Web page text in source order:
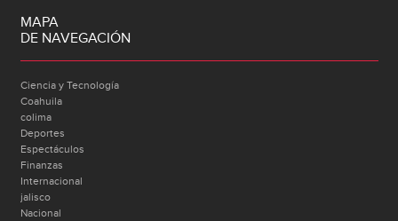
MAPA
DE NAVEGACIÓN
Ciencia y Tecnología
Coahuila
colima
Deportes
Espectáculos
Finanzas
Internacional
jalisco
Nacional